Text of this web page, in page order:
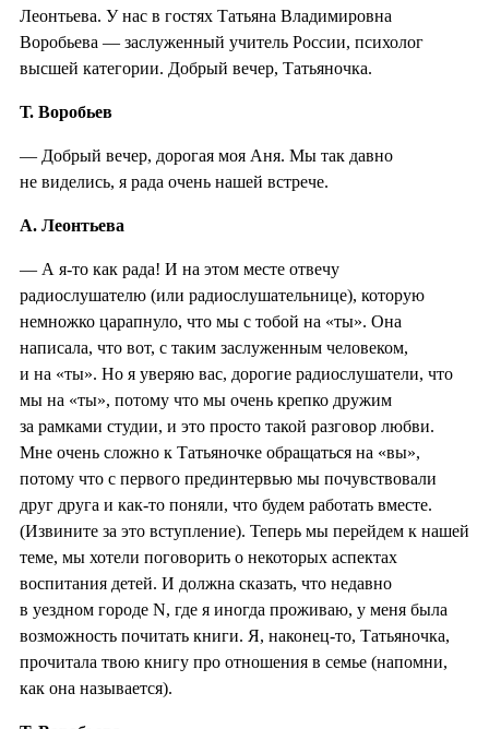
Леонтьева. У нас в гостях Татьяна Владимировна
Воробьева — заслуженный учитель России, психолог
высшей категории. Добрый вечер, Татьяночка.
Т. Воробьев
— Добрый вечер, дорогая моя Аня. Мы так давно
не виделись, я рада очень нашей встрече.
А. Леонтьева
— А я-то как рада! И на этом месте отвечу
радиослушателю (или радиослушательнице), которую
немножко царапнуло, что мы с тобой на «ты». Она
написала, что вот, с таким заслуженным человеком,
и на «ты». Но я уверяю вас, дорогие радиослушатели, что
мы на «ты», потому что мы очень крепко дружим
за рамками студии, и это просто такой разговор любви.
Мне очень сложно к Татьяночке обращаться на «вы»,
потому что с первого прединтервью мы почувствовали
друг друга и как-то поняли, что будем работать вместе.
(Извините за это вступление). Теперь мы перейдем к нашей
теме, мы хотели поговорить о некоторых аспектах
воспитания детей. И должна сказать, что недавно
в уездном городе N, где я иногда проживаю, у меня была
возможность почитать книги. Я, наконец-то, Татьяночка,
прочитала твою книгу про отношения в семье (напомни,
как она называется).